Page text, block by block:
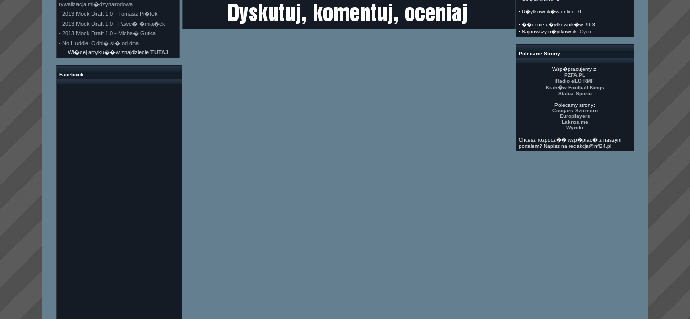
rywalizacja mi�dzynarodowa
- 2013 Mock Draft 1.0 - Tomasz Pi�tek
- 2013 Mock Draft 1.0 - Pawe� �mia�ek
- 2013 Mock Draft 1.0 - Micha� Gutka
- No Huddle: Odbi� si� od dna
Wi�cej artyku��w znajdziecie TUTAJ
Facebook
· U�ytkownik�w online: 0
· ��cznie u�ytkownik�w: 963
· Najnowszy u�ytkownik: Cycu
Polecane Strony
Wsp�pracujemy z:
PZFA.PL
Radio eLO RMF
Krak�w Football Kings
Statua Sportu
Polecamy strony:
Cougars Szczecin
Europlayers
Lakros.me
Wyniki
Chcesz rozpocz�� wsp�prac� z naszym
portalem? Napisz na redakcja@nfl24.pl